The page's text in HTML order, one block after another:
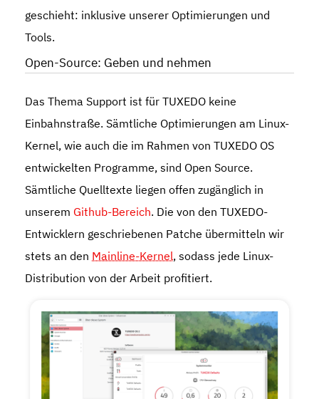
geschieht: inklusive unserer Optimierungen und
Tools.
Open-Source: Geben und nehmen
Das Thema Support ist für TUXEDO keine
Einbahnstraße. Sämtliche Optimierungen am Linux-
Kernel, wie auch die im Rahmen von TUXEDO OS
entwickelten Programme, sind Open Source.
Sämtliche Quelltexte liegen offen zugänglich in
unserem Github-Bereich. Die von den TUXEDO-
Entwicklern geschriebenen Patche übermitteln wir
stets an den Mainline-Kernel, sodass jede Linux-
Distribution von der Arbeit profitiert.